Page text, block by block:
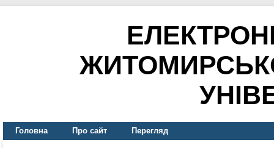
Головна Про сайт Перегляд